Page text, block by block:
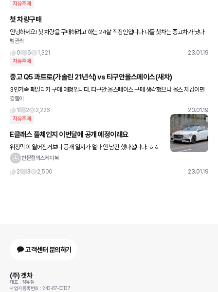
자유주제
첫 차량구매
안녕하세요! 첫 차량을 구매하려고 하는 24살 직장인입니다 다들 첫차는 중고차가 낫다
는 주변 조언도 있고 중고차 잘못사면 고치는 값이 더 나가서 새차가 낫다는 조언도 있어
서… 1. 중고차로 구매하
펭귄씌
0
6 1,321 23.01.19
자유주제
중고 Q5 콰트로(가솔린 21년식) vs 티구안올스페이스(새차)
3인가족 패밀리카 구매 예정입니다. 티구안 올스페이스 구매 생각했으나 올스 차값이면
중고아우디Q5 TFSI 콰트로 (21년식 주행거리 10000킬로) 구매가 가능하겠던데 어떤
선택이 괜찮을지 인생
강톨이
1
2 2,226 23.01.19
자유주제
E클래스 풀체인지 이번달에 공개 예정이래요
위장막이 옅어진거보니 공개 일지가 얼마 안 남긴 했나봅니다. ㅎㅎ
한문철의스케치북
2
3 2,500 23.01.19
고객센터 문의하기
(주) 겟차
대표 : 정유철
사업자등록번호 : 243-87-00137